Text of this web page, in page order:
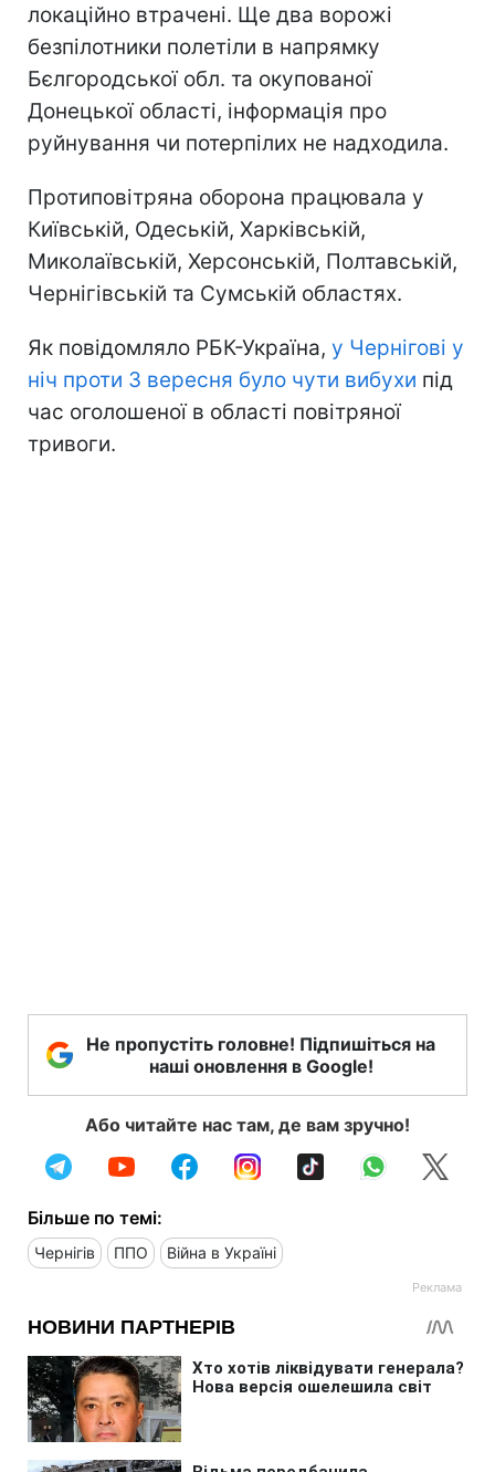
локаційно втрачені. Ще два ворожі
безпілотники полетіли в напрямку
Бєлгородської обл. та окупованої
Донецької області, інформація про
руйнування чи потерпілих не надходила.
Протиповітряна оборона працювала у
Київській, Одеській, Харківській,
Миколаївській, Херсонській, Полтавській,
Чернігівській та Сумській областях.
Як повідомляло РБК-Україна, у Чернігові у
ніч проти 3 вересня було чути вибухи під
час оголошеної в області повітряної
тривоги.
Не пропустіть головне! Підпишіться на
наші оновлення в Google!
Або читайте нас там, де вам зручно!
Більше по темі:
Чернігів ППО Війна в Україні